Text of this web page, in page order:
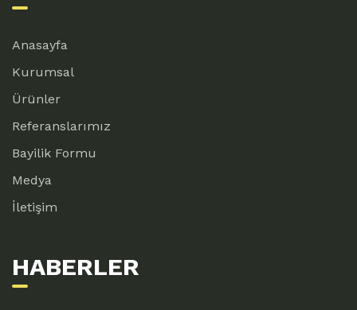
Anasayfa
Kurumsal
Ürünler
Referanslarımız
Bayilik Formu
Medya
İletişim
HABERLER